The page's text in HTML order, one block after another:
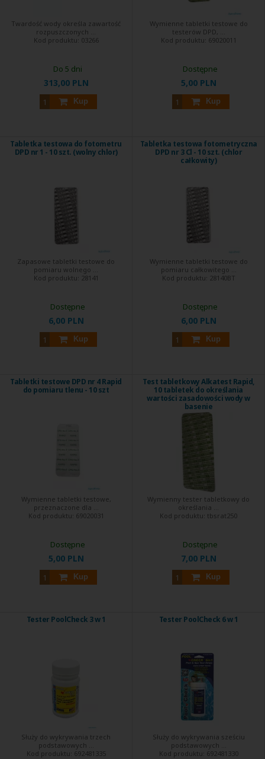
Twardość wody określa zawartość
rozpuszczonych ...
Kod produktu: 03266
313,00 PLN
Kup
Do 5 dni
Wymienne tabletki testowe do
testerów DPD, ...
Kod produktu: 69020011
5,00 PLN
Kup
Dostępne
Tabletka testowa do fotometru
DPD nr 1 - 10 szt. (wolny chlor)
Zapasowe tabletki testowe do
pomiaru wolnego ...
Kod produktu: 28141
6,00 PLN
Kup
Dostępne
Tabletka testowa fotometryczna
DPD nr 3 Cl - 10 szt. (chlor
całkowity)
Wymienne tabletki testowe do
pomiaru całkowitego ...
Kod produktu: 28140BT
6,00 PLN
Kup
Dostępne
Tabletki testowe DPD nr 4 Rapid
do pomiaru tlenu - 10 szt
Wymienne tabletki testowe,
przeznaczone dla ...
Kod produktu: 69020031
5,00 PLN
Kup
Dostępne
Test tabletkowy Alkatest Rapid,
10 tabletek do określania
wartości zasadowości wody w
basenie
Wymienny tester tabletkowy do
określania ...
Kod produktu: tbsrat250
7,00 PLN
Kup
Dostępne
Tester PoolCheck 3 w 1
Służy do wykrywania trzech
podstawowych ...
Kod produktu: 692481335
Tester PoolCheck 6 w 1
Służy do wykrywania sześciu
podstawowych ...
Kod produktu: 692481330